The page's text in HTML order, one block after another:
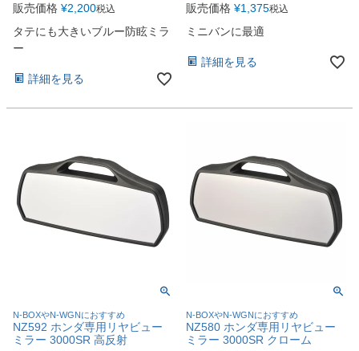
販売価格 ¥2,200税込
タテにも大きいブルー防眩ミラ
ー
詳細を見る
販売価格 ¥1,375税込
ミニバンに最適
詳細を見る
N-BOXやN-WGNにおすすめ
NZ592 ホンダ専用リヤビュー
ミラー 3000SR 高反射
N-BOXやN-WGNにおすすめ
NZ580 ホンダ専用リヤビュー
ミラー 3000SR クローム